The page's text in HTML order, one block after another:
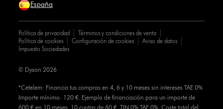
España
Política de privacidad
Términos y condiciones de venta
Política de cookies
Configuración de cookies
Aviso de datos
Impuesto Sociedades
*Cetelem: Financia tus compras en 4, 6 y 10 meses sin intereses TAE 0%
Importe mínimo: 120 €. Ejemplo de financiación para un importe de
600 € en 10 meses. 10 cuotas de 60 €. TIN 0% TAE 0%. Coste total del
© Dyson 2026